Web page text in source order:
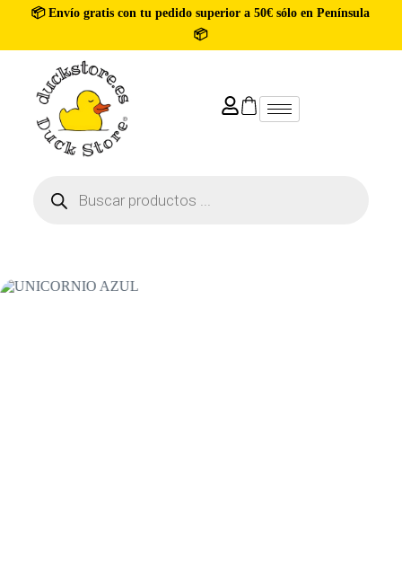
📦 Envío gratis con tu pedido superior a 50€ sólo en Península
📦